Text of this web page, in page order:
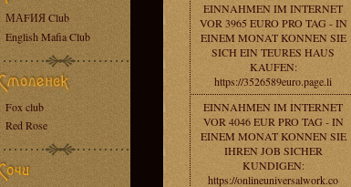
МАFИЯ Club
English Mafia Club
Fox club
Red Rose
EINNAHMEN IM INTERNET
VOR 3965 EURO PRO TAG - IN
EINEM MONAT KONNEN SIE
SICH EIN TEURES HAUS
KAUFEN:
https://3526589euro.page.li
EINNAHMEN IM INTERNET
VOR 4046 EUR PRO TAG - IN
EINEM MONAT KONNEN SIE
IHREN JOB SICHER
KUNDIGEN:
https://onlineuniversalwork.co